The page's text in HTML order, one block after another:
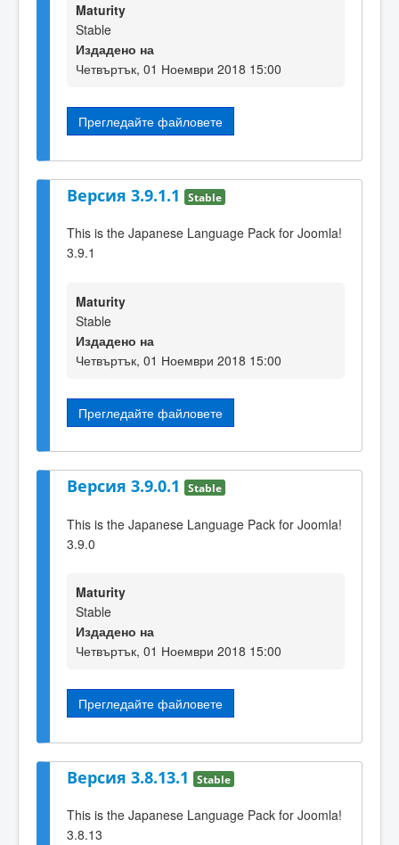
Maturity
Stable
Издадено на
Четвъртък, 01 Ноември 2018 15:00
Прегледайте файловете
Версия 3.9.1.1 Stable
This is the Japanese Language Pack for Joomla!
3.9.1
Maturity
Stable
Издадено на
Четвъртък, 01 Ноември 2018 15:00
Прегледайте файловете
Версия 3.9.0.1 Stable
This is the Japanese Language Pack for Joomla!
3.9.0
Maturity
Stable
Издадено на
Четвъртък, 01 Ноември 2018 15:00
Прегледайте файловете
Версия 3.8.13.1 Stable
This is the Japanese Language Pack for Joomla!
3.8.13